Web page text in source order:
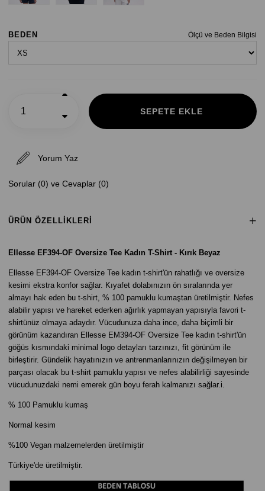
Ölçü ve Beden Bilgisi
BEDEN
Yorum Yaz
Sorular (0) ve Cevaplar (0)
ÜRÜN ÖZELLIKLERI
Ellesse EF394-OF Oversize Tee Kadın T-Shirt - Kırık Beyaz
Ellesse EF394-OF Oversize Tee kadın t-shirt'ün rahatlığı ve oversize
kesimi ekstra konfor sağlar. Kıyafet dolabınızın ön sıralarında yer
almayı hak eden bu t-shirt, % 100 pamuklu kumaştan üretilmiştir. Nefes
alabilir yapısı ve hareket ederken ağırlık yapmayan yapısıyla favori t-
shirtünüz olmaya adaydır. Vücudunuza daha ince, daha biçimli bir
görünüm kazandıran Ellesse EM394-OF Oversize Tee kadın t-shirt'ün
göğüs kısmındaki minimal logo detayları tarzınızı, fit görünüm ile
birleştirir. Gündelik hayatınızın ve antrenmanlarınızın değişilmeyen bir
parçası olacak bu t-shirt pamuklu yapısı ve nefes alabilirliği sayesinde
vücudunuzdaki nemi emerek gün boyu ferah kalmanızı sağlar.i.
% 100 Pamuklu kumaş
Normal kesim
%100 Vegan malzemelerden üretilmiştir
Türkiye'de üretilmiştir.